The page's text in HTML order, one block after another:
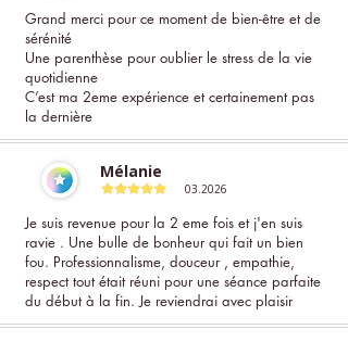
Grand merci pour ce moment de bien-être et de
sérénité
Une parenthèse pour oublier le stress de la vie
quotidienne
C’est ma 2eme expérience et certainement pas
la dernière
Mélanie
03.2026
Je suis revenue pour la 2 eme fois et j'en suis
ravie . Une bulle de bonheur qui fait un bien
fou. Professionnalisme, douceur , empathie,
respect tout était réuni pour une séance parfaite
du début à la fin. Je reviendrai avec plaisir